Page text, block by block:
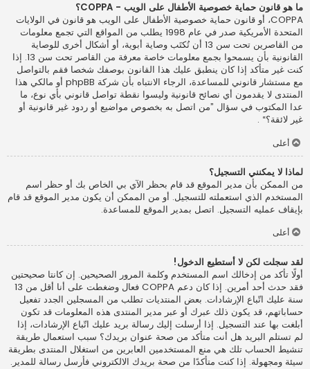
ما هو قانون حماية خصوصية الأطفال على الويب - COPPA؟
COPPA، أو قانون حماية خصوصية الأطفال على الويب هو قانون في الولايات
المتحدة الأمريكية صدر في عام 1998 يطلب من المواقع التي تجمع معلومات
من القاصرين تحت سن 13 أن تُكتَب وصاية أبوية، أو أشكال أخرى للوصاية
القانونية بأن يسمحوا بجمع معلومات خاصة معرفة من القاصر تحت سن 13. إذا
كنت غير متأكد إذا كان ينطبق عليك هذا القانون بوصفك شخصا فقم بالتواصل
مع مستشار قانوني للمساعدة، الرجاء الانتباه بأن شركة phpBB أو مالكي هذا
المنتدى لا يقدمون أي نصائح قانونية وليسوا نقطة تواصل قانوني بأي نوع، ما
عدا المكتوب في سؤال ”من اتصل به بخصوص مواضيع أو ردود غير قانونية أو
غير لائقة؟“ .
أعلى
لماذا لا يمكنني التسجيل؟
من الممكن بأن مدير الموقع قد قام بحظر الآي بي الخاص بك أو حظر اسم
المستخدم الذي استعملته للتسجيل. أو من الممكن أن يكون مدير الموقع قد قام
بإيقاف عمليه التسجيل. اتصل بمدير الموقع للمساعدة.
أعلى
لقد سجلت لكن لا أستطيع الدخول!
أولًا تأكد من إدخالك اسم المستخدم وكلمة المرور الصحيحين. إن كانتا صحيحتين
فقد حدث أحد أمرين. إذا كان دعم COPPA فعال وضغطت على أنا أقل من 13
سنة عليك اتّباع الإرشادات. بعض المنتديات تطلب من المسجلين الجدد تفعيل
حساباتهم، قد يكون ذلك عبرك أو عبر مدير المنتدى هذه المعلومات قد تكون
أبلغت بها عند التسجيل. إذا أرسلت إليك رسالة بريد عليك اتّباع الإرشادات، إذا
لم تستلم البريد هل أنت متأكد من صحة عنوان بريدك؟ سبب استعمال طريقة
تنشيط الحساب تلك هي منع المستخدمين العابرين من استغلال المنتدى بطريقة
سيئة ومجهولة. إذا كنت متأكدًا من صحة بريدك الالكتروني فأرسل رسالة للمدير.